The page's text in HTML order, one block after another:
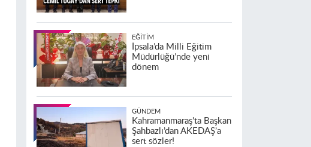
EĞITIM
İpsala’da Milli Eğitim
Müdürlüğü’nde yeni
dönem
GÜNDEM
Kahramanmaraş'ta Başkan
Şahbazlı’dan AKEDAŞ’a
sert sözler!